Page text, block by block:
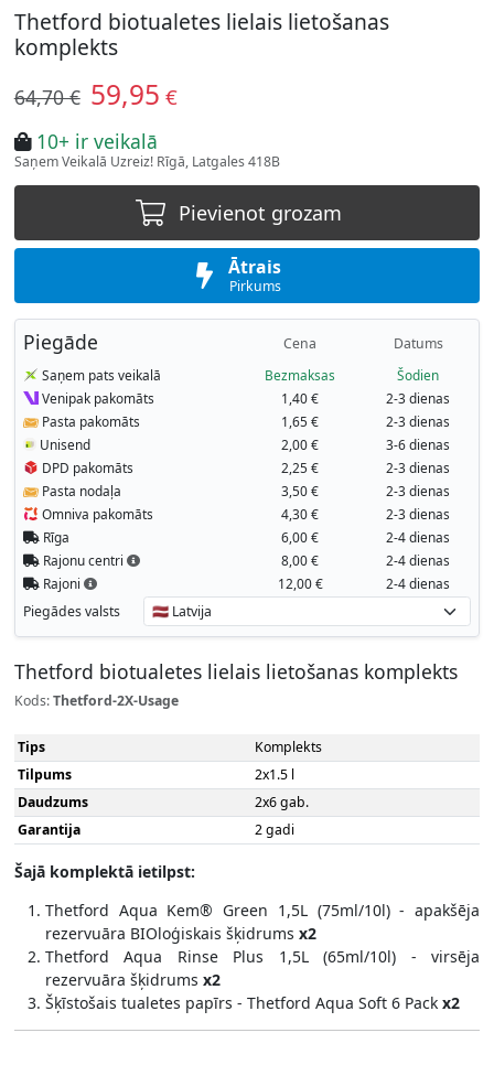
Thetford biotualetes lielais lietošanas
komplekts
64,70 € 59,95 €
10+ ir veikalā
Saņem Veikalā Uzreiz! Rīgā, Latgales 418B
Pievienot grozam
Ātrais
Pirkums
Piegāde Cena Datums
Saņem pats veikalā Bezmaksas
Šodien
Venipak pakomāts
1,40 €
2-3 dienas
Pasta pakomāts
1,65 €
2-3 dienas
Unisend
2,00 €
3-6 dienas
DPD pakomāts
2,25 €
2-3 dienas
Pasta nodaļa
3,50 €
2-3 dienas
Omniva pakomāts
4,30 €
2-3 dienas
Rīga
6,00 €
2-4 dienas
Rajonu centri
8,00 €
2-4 dienas
Rajoni
12,00 € 2-4 dienas
Piegādes valsts
Thetford biotualetes lielais lietošanas komplekts
Kods:Thetford-2X-Usage
Tips
Komplekts
Tilpums
2x1.5 l
Daudzums
2x6 gab.
Garantija
2 gadi
Šajā komplektā ietilpst:
Thetford Aqua Kem® Green 1,5L (75ml/10l) - apakšēja
rezervuāra BIOloģiskais šķidrums x2
Thetford Aqua Rinse Plus 1,5L (65ml/10l) - virsēja
rezervuāra šķidrums x2
Šķīstošais tualetes papīrs - Thetford Aqua Soft 6 Pack x2